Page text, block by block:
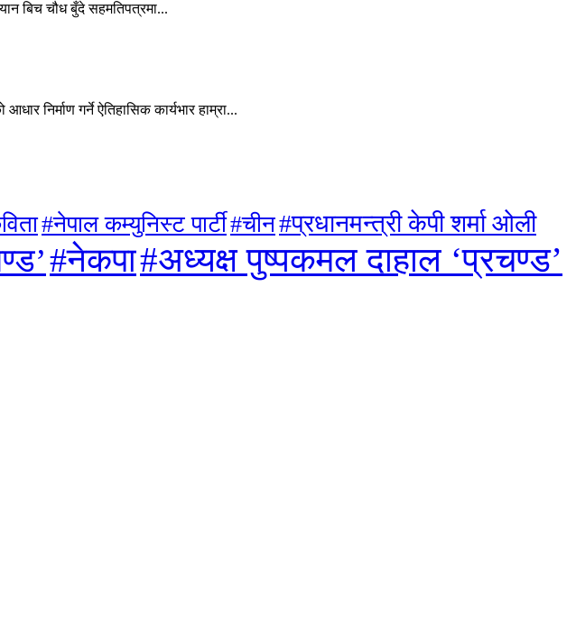
बिच चौध बुँदे सहमतिपत्रमा...
निर्माण गर्ने ऐतिहासिक कार्यभार हाम्रा...
#नेपाल कम्युनिस्ट पार्टी#चीन#प्रधानमन्त्री केपी शर्मा ओली
#नेकपा#अध्यक्ष पुष्पकमल दाहाल ‘प्रचण्ड’